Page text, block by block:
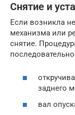
Снятие и
Если возникла
механизма или
снятие.
заднего
вал